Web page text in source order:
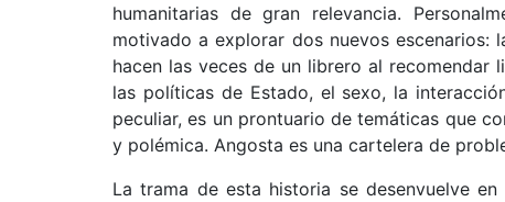
humanitarias de gran relevancia.
motivado a explorar dos nuevos escenarios:
hacen las veces de un librero al recomendar
las políticas de Estado, el sexo, la
peculiar, es un prontuario de temáticas que
y polémica. Angosta es una cartelera de
La trama de esta historia se desenvuelve